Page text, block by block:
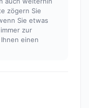
zögern Sie
Sie etwas
zur
einen